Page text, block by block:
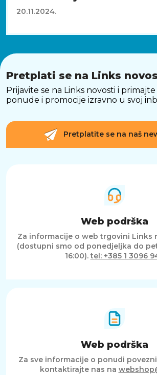
20.11.2024.
Pretplati se na Links
Prijavite se na Links novosti i
ponude i promocije izravno u svoj
Pretplatite se na naš
Web podrška
Za informacije o web trgovini Links
(dostupni smo od ponedjeljka do
16:00).tel: +385 1 3096
Web podrška
Za sve informacije o ponudi
kontaktirajte nas na